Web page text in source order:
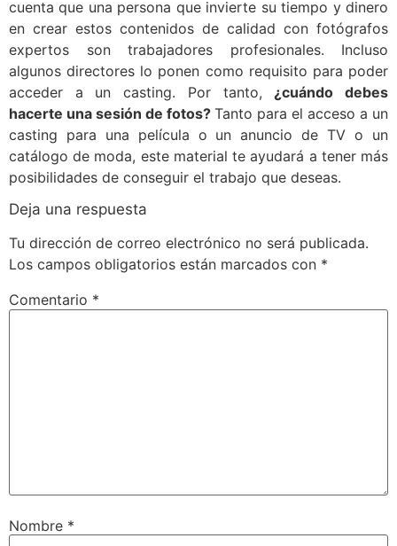
cuenta que una persona que invierte su tiempo y dinero
en crear estos contenidos de calidad con fotógrafos
expertos son trabajadores profesionales. Incluso
algunos directores lo ponen como requisito para poder
acceder a un casting. Por tanto, ¿cuándo debes
hacerte una sesión de fotos? Tanto para el acceso a un
casting para una película o un anuncio de TV o un
catálogo de moda, este material te ayudará a tener más
posibilidades de conseguir el trabajo que deseas.
Deja una respuesta
Tu dirección de correo electrónico no será publicada.
Los campos obligatorios están marcados con *
Comentario *
Nombre *